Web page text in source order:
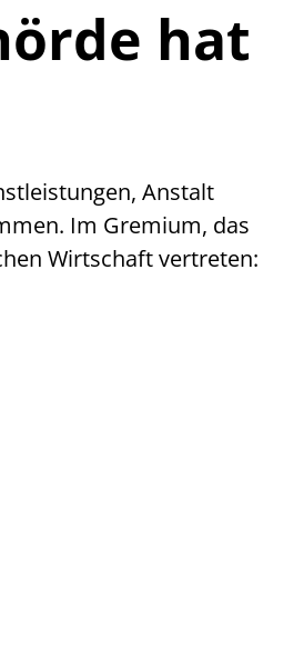
hat
Anstalt
Im Gremium, das
Wirtschaft vertreten: